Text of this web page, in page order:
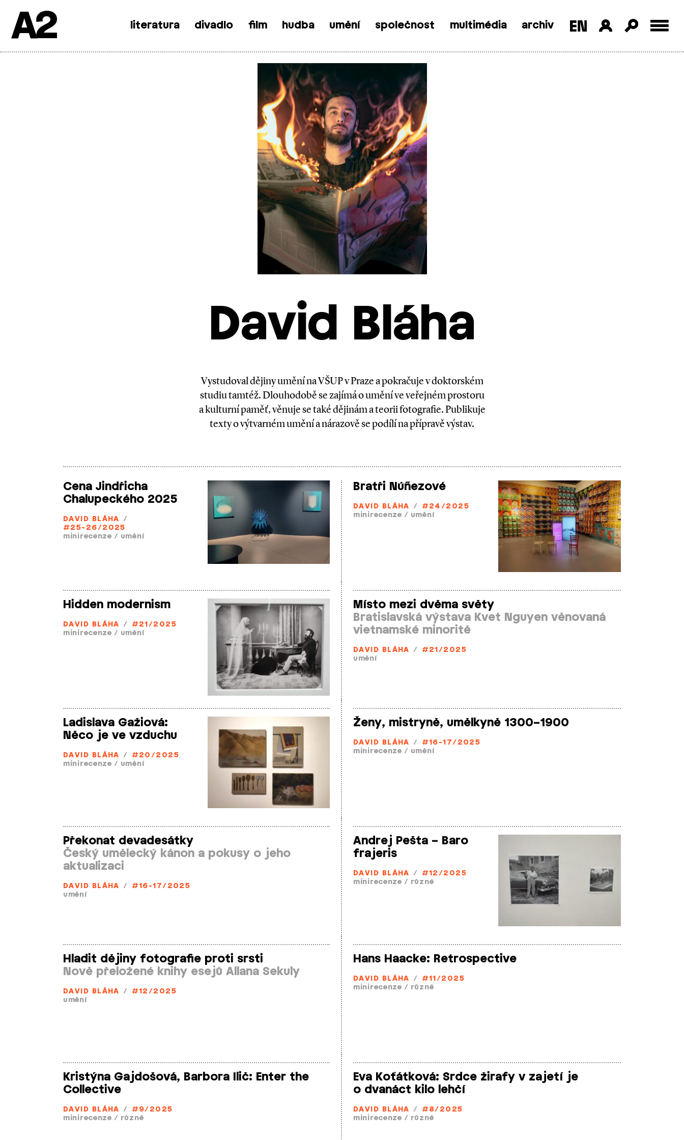
SkipA2 literatura divadlo film hudba umění společnost multimédia archiv
David Bláha
Vystudoval dějiny umění na VŠUP v Praze a pokračuje v doktorském
studiu tamtéž. Dlouhodobě se zajímá o umění ve veřejném prostoru
a kulturní paměť, věnuje se také dějinám a teorii fotografie. Publikuje
texty o výtvarném umění a nárazově se podílí na přípravě výstav.
Cena Jindřicha
Chalupeckého 2025
DAVID BLÁHA /
#25-26/2025
minirecenze / umění
Bratři Núñezové
DAVID BLÁHA /
#24/2025
minirecenze / umění
Hidden modernism
DAVID BLÁHA /
#21/2025
minirecenze / umění
Místo mezi dvěma světy
Bratislavská výstava Kvet Nguyen věnovaná
vietnamské minoritě
DAVID BLÁHA /
#21/2025
umění
Ladislava Gažiová:
Něco je ve vzduchu
DAVID BLÁHA /
#20/2025
minirecenze / umění
Ženy, mistryně, umělkyně 1300–1900
DAVID BLÁHA /
#16-17/2025
minirecenze / umění
Překonat devadesátky
Český umělecký kánon a pokusy o jeho
aktualizaci
DAVID BLÁHA /
#16-17/2025
umění
Andrej Pešta – Baro
frajeris
DAVID BLÁHA /
#12/2025
minirecenze / různé
Hladit dějiny fotografie proti srsti
Nově přeložené knihy esejů Allana Sekuly
DAVID BLÁHA /
#12/2025
umění
Hans Haacke: Retrospective
DAVID BLÁHA /
#11/2025
minirecenze / různé
Kristýna Gajdošová, Barbora Ilič: Enter the
Collective
DAVID BLÁHA /
#9/2025
minirecenze / různé
Eva Koťátková: Srdce žirafy v zajetí je
o dvanáct kilo lehčí
DAVID BLÁHA /
#8/2025
minirecenze / různé